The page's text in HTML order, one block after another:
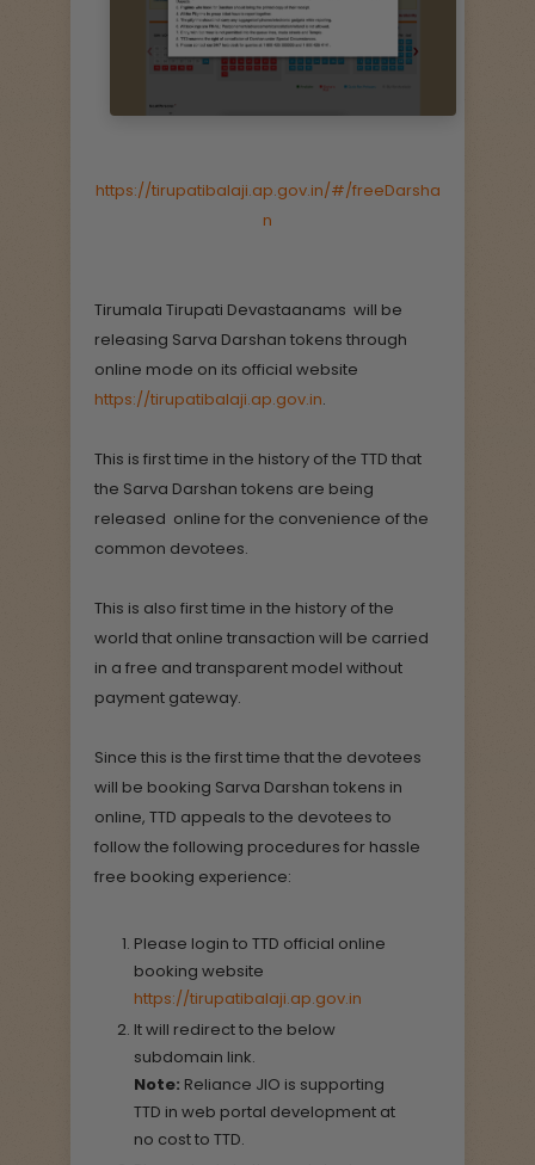
https://tirupatibalaji.ap.gov.in/#/freeDarsha
n
Tirumala Tirupati Devastaanams will be
releasing Sarva Darshan tokens through
online mode on its official website
https://tirupatibalaji.ap.gov.in.
This is first time in the history of the TTD that
the Sarva Darshan tokens are being
released online for the convenience of the
common devotees.
This is also first time in the history of the
world that online transaction will be carried
in a free and transparent model without
payment gateway.
Since this is the first time that the devotees
will be booking Sarva Darshan tokens in
online, TTD appeals to the devotees to
follow the following procedures for hassle
free booking experience:
Please login to TTD official online
booking website
https://tirupatibalaji.ap.gov.in
It will redirect to the below
subdomain link.
Note: Reliance JIO is supporting
TTD in web portal development at
no cost to TTD.